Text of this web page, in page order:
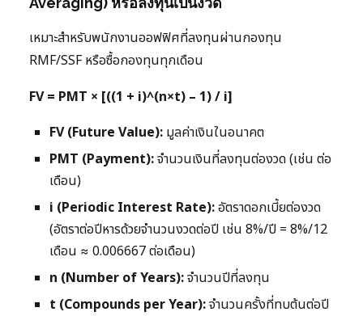
เหมาะสำหรับพนักงานออฟฟิศที่ลงทุนผ่านกองทุน
RMF/SSF หรือซื้อกองทุนทุกเดือน
FV = PMT × [((1 + i)^(n×t) – 1) / i]
FV (Future Value): มูลค่าเงินในอนาคต
PMT (Payment):จำนวนเงินที่ลงทุนต่องวด (เช่น ต่อ
เดือน)
i (Periodic Interest Rate):อัตราดอกเบี้ยต่องวด
(อัตราต่อปีหารด้วยจำนวนงวดต่อปี เช่น 8%/ปี = 8%/12
เดือน ≈ 0.006667 ต่อเดือน)
n (Number of Years):จำนวนปีที่ลงทุน
t (Compounds per Year):จำนวนครั้งที่ทบต้นต่อปี